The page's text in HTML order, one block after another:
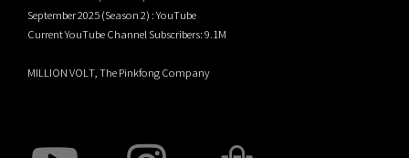
September 2025 (Season 2) : YouTube
Current YouTube Channel Subscribers: 9.1M
MILLION VOLT, The Pinkfong Company